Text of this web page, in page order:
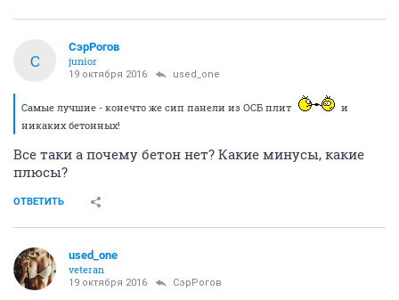
С
СэрРогов
junior
19 октября 2016 used_one
Самые лучшие - конечто же сип панели из ОСБ плит
и
никаких бетонных!
Все таки а почему бетон нет? Какие минусы, какие
плюсы?
ОТВЕТИТЬ
used_one
veteran
19 октября 2016 СэрРогов